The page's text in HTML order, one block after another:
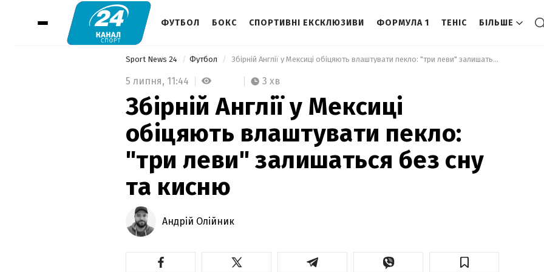
ФУТБОЛ БОКС СПОРТИВНІ ЕКСКЛЮЗИВИ ФОРМУЛА 1 ТЕНІС БІЛЬШЕ
Sport News 24 Футбол Збірній Англії у Мексиці обіцяють влаштувати пекло: "три леви" залишаться без сну та кисню
5 липня, 11:44 3 хв
Збірній Англії у Мексиці
обіцяють влаштувати пекло:
"три леви" залишаться без сну
та кисню
Андрій Олійник